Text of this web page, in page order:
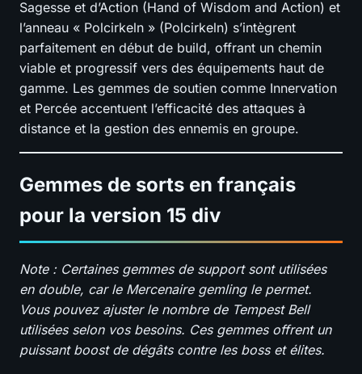
Sagesse et d’Action (Hand of Wisdom and Action) et
l’anneau « Polcirkeln » (Polcirkeln) s’intègrent
parfaitement en début de build, offrant un chemin
viable et progressif vers des équipements haut de
gamme. Les gemmes de soutien comme Innervation
et Percée accentuent l’efficacité des attaques à
distance et la gestion des ennemis en groupe.
Gemmes de sorts en français
pour la version 15 div
Note : Certaines gemmes de support sont utilisées
en double, car le Mercenaire gemling le permet.
Vous pouvez ajuster le nombre de Tempest Bell
utilisées selon vos besoins. Ces gemmes offrent un
puissant boost de dégâts contre les boss et élites.